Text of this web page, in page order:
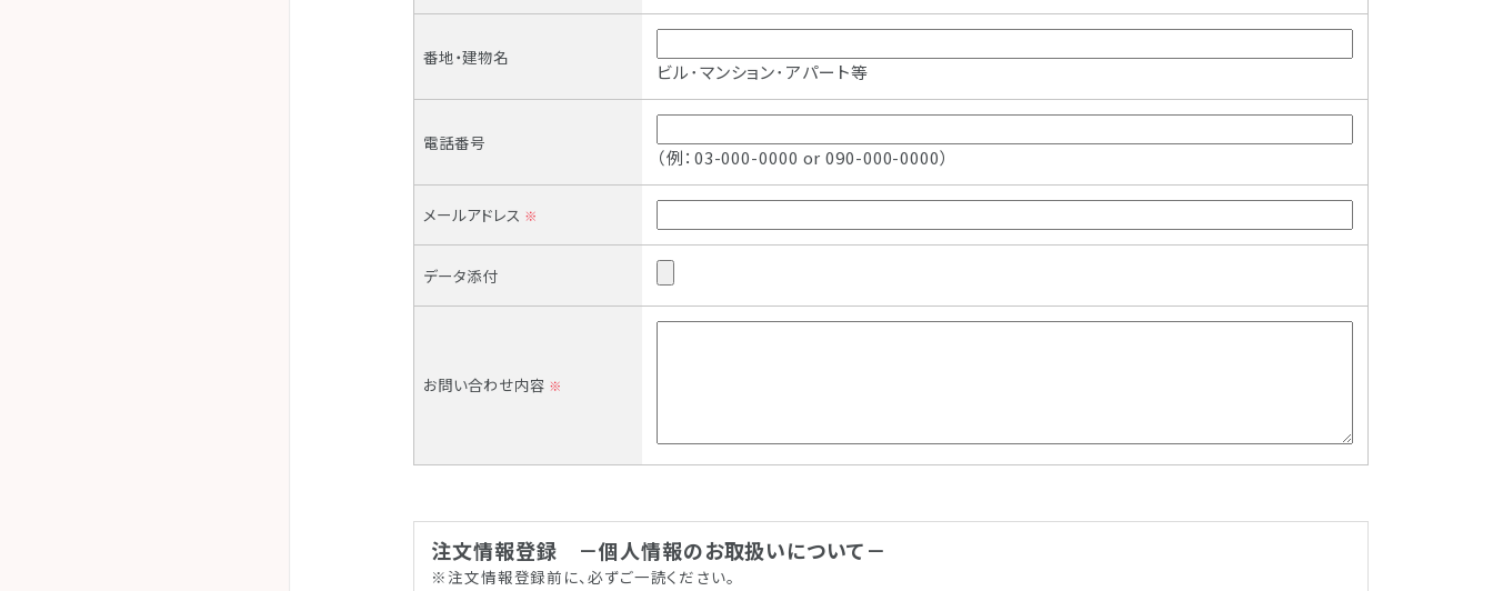
番地・建物名
ビル･マンション･アパート等
電話番号
（例：03-000-0000 or 090-000-0000）
メールアドレス ※
データ添付
お問い合わせ内容 ※
注文情報登録 －個人情報のお取扱いについて－
※注文情報登録前に、必ずご一読ください。